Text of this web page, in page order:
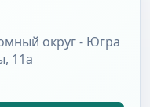
округ - Югра
11а